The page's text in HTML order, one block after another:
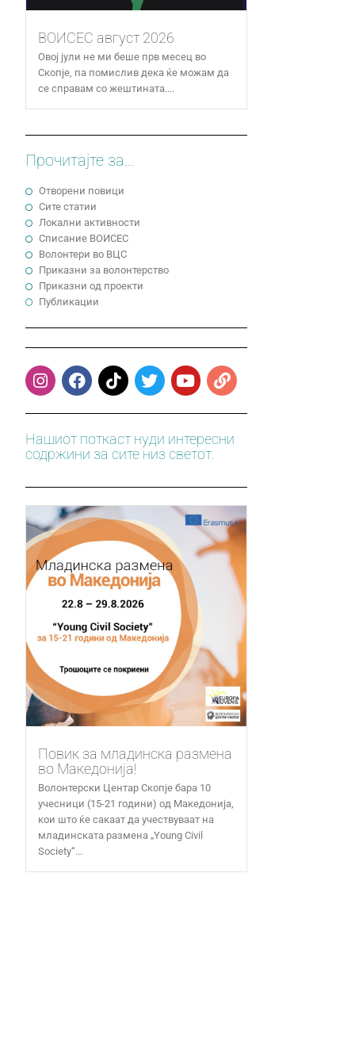
ВОИСЕС август 2026
Овој јули не ми беше прв месец во
Скопје, па помислив дека ќе можам да
се справам со жештината....
Прочитајте за...
Отворени повици
Сите статии
Локални активности
Cписание ВОИСЕС
Волонтери во ВЦС
Приказни за волонтерство
Приказни од проекти
Публикации
Нашиот поткаст нуди интересни
содржини за сите низ светот.
Повик за младинска размена
во Македонија!
Волонтерски Центар Скопје бара 10
учесници (15-21 години) од Македонија,
кои што ќе сакаат да учествуваат на
младинската размена „Young Civil
Society“...